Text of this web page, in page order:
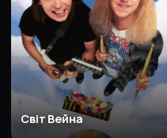
Світ Вейна